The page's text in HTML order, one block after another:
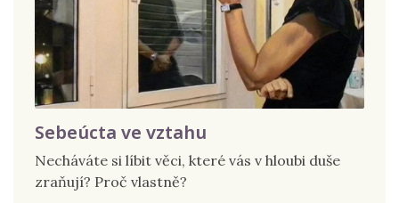
Sebeúcta ve vztahu
Necháváte si líbit věci, které vás v hloubi duše
zraňují? Proč vlastně?